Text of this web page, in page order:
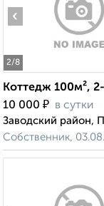
2/8
‹
Коттедж 100м²,
10 000 ₽ в сутки
Заводский район,
Собственник,